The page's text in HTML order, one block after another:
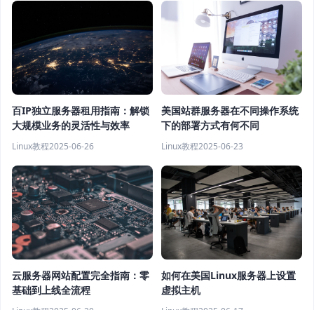
百IP独立服务器租用指南：解锁
大规模业务的灵活性与效率
Linux教程2025-06-26
美国站群服务器在不同操作系统
下的部署方式有何不同
Linux教程2025-06-23
云服务器网站配置完全指南：零
基础到上线全流程
如何在美国Linux服务器上设置
虚拟主机